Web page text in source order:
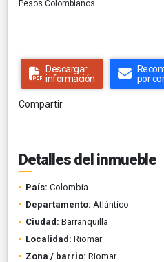
Pesos Colombianos
Descargar
información
por
Compartir
Detalles del inmueble
País: Colombia
Departamento: Atlántico
Ciudad: Barranquilla
Localidad: Riomar
Zona / barrio: Riomar